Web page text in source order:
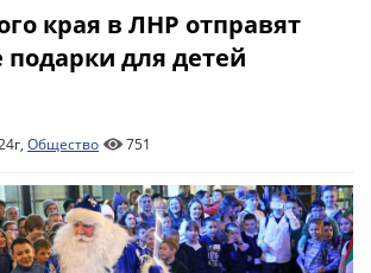
края в ЛНР отправят
подарки для детей
Общество 751